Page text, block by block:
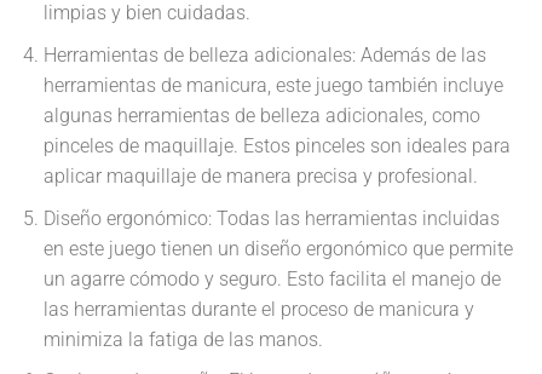
limpias y bien cuidadas.
Herramientas de belleza adicionales: Además de las
herramientas de manicura, este juego también incluye
algunas herramientas de belleza adicionales, como
pinceles de maquillaje. Estos pinceles son ideales para
aplicar maquillaje de manera precisa y profesional.
Diseño ergonómico: Todas las herramientas incluidas
en este juego tienen un diseño ergonómico que permite
un agarre cómodo y seguro. Esto facilita el manejo de
las herramientas durante el proceso de manicura y
minimiza la fatiga de las manos.